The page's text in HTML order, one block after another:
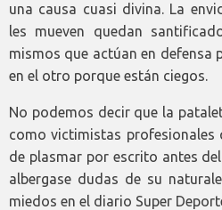
una causa cuasi divina. La
les mueven quedan
mismos que actúan en defensa
en el otro porque están ciegos.
No podemos decir que la
como victimistas profesionales
de plasmar por escrito antes
albergase dudas de su
miedos en el diario Super